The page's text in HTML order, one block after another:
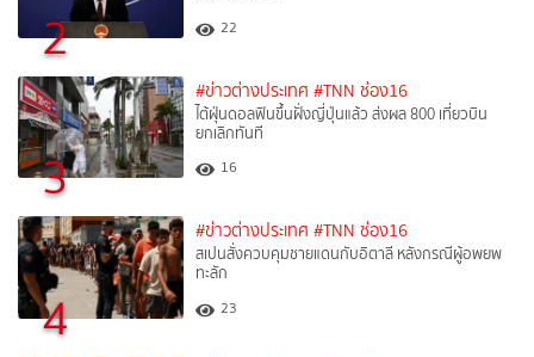
2 22
3
#ข่าวต่างประเทศ #TNN ช่อง16
ไต้ฝุ่นดอลฟินขึ้นฝั่งญี่ปุ่นแล้ว ส่งผล 800 เที่ยวบิน
ยกเลิกทันที
16
4
#ข่าวต่างประเทศ #TNN ช่อง16
สเปนสั่งควบคุมชายแดนกับอิตาลี หลังกรณีผู้อพยพ
ทะลัก
23